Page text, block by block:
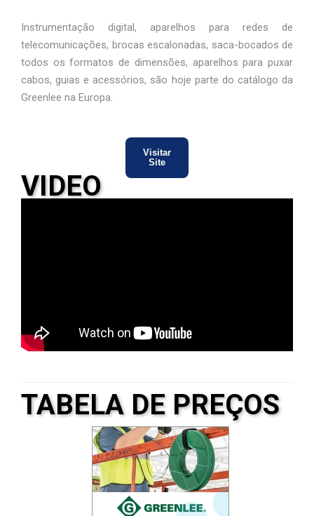
Instrumentação digital, aparelhos para redes de
telecomunicações, brocas escalonadas, saca-bocados de
todos os formatos de dimensões, aparelhos para puxar
cabos, guias e acessórios, são hoje parte do catálogo da
Greenlee na Europa.
Visitar
Site
VIDEO
TABELA DE PREÇOS